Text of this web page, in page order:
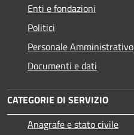
Enti e fondazioni
Politici
Personale Amministrativo
Documenti e dati
CATEGORIE DI SERVIZIO
Anagrafe e stato civile